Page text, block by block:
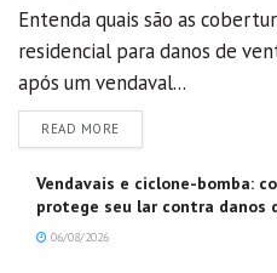
Entenda quais são as
residencial para danos de
após um vendaval...
READ MOREDETAILS
Vendavais e ciclone-bomba:
protege seu lar contra danos
06/08/2026